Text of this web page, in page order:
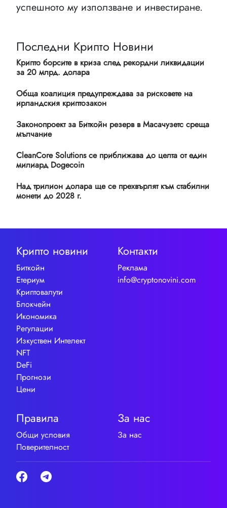
успешното му използване и инвестиране.
Последни Крипто Новини
Крипто борсите в криза след рекордни ликвидации
за 20 млрд. долара
Обща коалиция предупреждава за рисковете на
ирландския криптозакон
Законопроект за Биткойн резерв в Масачузетс среща
мълчание
CleanCore Solutions се приближава до целта от един
милиард Dogecoin
Над трилион долара ще се прехвърлят към стабилни
монети до 2028 г.
Крипто новини
Биткойн
Етериум
Криптовалути
Блокчейн
Икономика
Регулации
Изкуствен Интелект
NFT
DeFi
Прогнози
Цени
Контакти
Реклама
info@cryptonovini.com
Правила
Общи условия
Поверителност
За нас
За нас